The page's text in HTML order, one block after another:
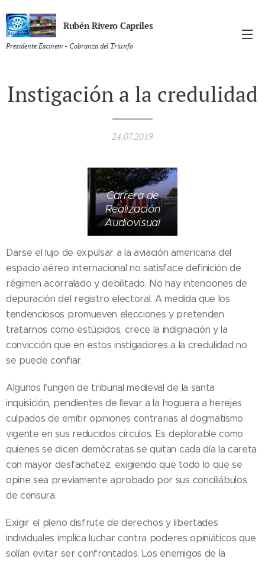
Rubén Rivero Capriles
Presidente Escinetv - Cobranza del Triunfo
Instigación a la credulidad
24.07.2019
Carrera de
Realización
Audiovisual
Darse el lujo de expulsar a la aviación americana del
espacio aéreo internacional no satisface definición de
régimen acorralado y debilitado. No hay intenciones de
depuración del registro electoral. A medida que los
tendenciosos promueven elecciones y pretenden
tratarnos como estúpidos, crece la indignación y la
convicción que en estos instigadores a la credulidad no
se puede confiar.
Algunos fungen de tribunal medieval de la santa
inquisición, pendientes de llevar a la hoguera a herejes
culpados de emitir opiniones contrarias al dogmatismo
vigente en sus reducidos círculos. Es deplorable como
quienes se dicen demócratas se quitan cada día la careta
con mayor desfachatez, exigiendo que todo lo que se
opine sea previamente aprobado por sus conciliábulos
de censura.
Exigir el pleno disfrute de derechos y libertades
individuales implica luchar contra poderes opiniáticos que
solían evitar ser confrontados. Los enemigos de la